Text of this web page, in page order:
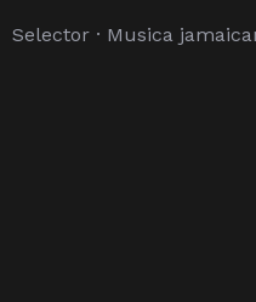
Selector · Musica